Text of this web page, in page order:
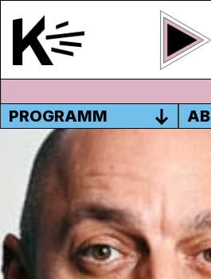
PROGRAMM
K WIE KONTAKT
TÄGLICH!
Wir haben eine sehr
gute Nachricht. Die